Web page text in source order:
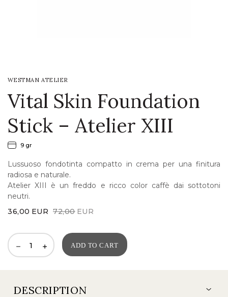
WESTMAN ATELIER
Vital Skin Foundation
Stick – Atelier XIII
9 gr
Lussuoso fondotinta compatto in crema per una finitura
radiosa e naturale.
Atelier XIII è un freddo e ricco color caffè dai sottotoni
neutri.
72,00 EUR
Original
price
was:
36,00 EUR
Current
price
is:
ADD TO CART
DESCRIPTION